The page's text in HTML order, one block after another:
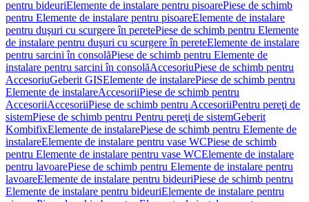
pentru bideuriElemente de instalare pentru pisoarePiese de schimb
pentru Elemente de instalare pentru pisoareElemente de instalare
pentru duşuri cu scurgere în peretePiese de schimb pentru Elemente
de instalare pentru duşuri cu scurgere în pereteElemente de instalare
pentru sarcini în consolăPiese de schimb pentru Elemente de
instalare pentru sarcini în consolăAccesoriuPiese de schimb pentru
AccesoriuGeberit GISElemente de instalarePiese de schimb pentru
Elemente de instalareAccesoriiPiese de schimb pentru
AccesoriiAccesoriiPiese de schimb pentru AccesoriiPentru pereţi de
sistemPiese de schimb pentru Pentru pereţi de sistemGeberit
KombifixElemente de instalarePiese de schimb pentru Elemente de
instalareElemente de instalare pentru vase WCPiese de schimb
pentru Elemente de instalare pentru vase WCElemente de instalare
pentru lavoarePiese de schimb pentru Elemente de instalare pentru
lavoareElemente de instalare pentru bideuriPiese de schimb pentru
Elemente de instalare pentru bideuriElemente de instalare pentru